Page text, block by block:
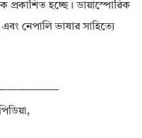
প্রকাশিত হচ্ছে। ডায়াস্পোরিক
নেপালি ভাষার সাহিত্যে